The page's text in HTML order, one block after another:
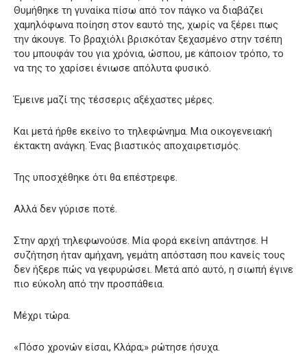
Θυμήθηκε τη γυναίκα πίσω από τον πάγκο να διαβάζει
χαμηλόφωνα ποίηση στον εαυτό της, χωρίς να ξέρει πως
την άκουγε. Το βραχιόλι βρισκόταν ξεχασμένο στην τσέπη
του μπουφάν του για χρόνια, ώσπου, με κάποιον τρόπο, το
να της το χαρίσει ένιωσε απόλυτα φυσικό.
Έμεινε μαζί της τέσσερις αξέχαστες μέρες.
Και μετά ήρθε εκείνο το τηλεφώνημα. Μια οικογενειακή
έκτακτη ανάγκη. Ένας βιαστικός αποχαιρετισμός.
Της υποσχέθηκε ότι θα επέστρεφε.
Αλλά δεν γύρισε ποτέ.
Στην αρχή τηλεφωνούσε. Μία φορά εκείνη απάντησε. Η
συζήτηση ήταν αμήχανη, γεμάτη απόσταση που κανείς τους
δεν ήξερε πώς να γεφυρώσει. Μετά από αυτό, η σιωπή έγινε
πιο εύκολη από την προσπάθεια.
Μέχρι τώρα.
«Πόσο χρονών είσαι, Κλάρα;» ρώτησε ήσυχα.